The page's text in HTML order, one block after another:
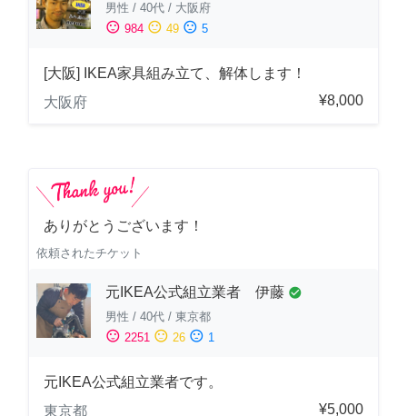
男性 / 40代 / 大阪府
sentiment_satisfied 984 sentiment_neutral 49 sentiment_dissatisfied 5
[大阪] IKEA家具組み立て、解体します！
大阪府
¥8,000
ありがとうございます！
依頼されたチケット
元IKEA公式組立業者 伊藤 check_circle
男性 / 40代 / 東京都
sentiment_satisfied 2251 sentiment_neutral 26 sentiment_dissatisfied 1
元IKEA公式組立業者です。
東京都
¥5,000